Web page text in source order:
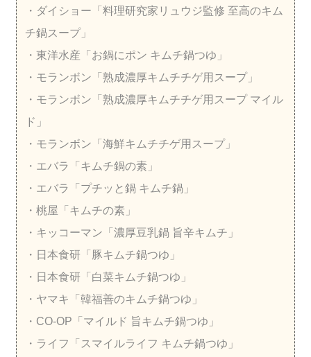
・ダイショー「料理研究家リュウジ監修 至高のキム
チ鍋スープ」
・東洋水産「お鍋にポン キムチ鍋つゆ」
・モランボン「熟成濃厚キムチチゲ用スープ」
・モランボン「熟成濃厚キムチチゲ用スープ マイル
ド」
・モランボン「海鮮キムチチゲ用スープ」
・エバラ「キムチ鍋の素」
・エバラ「プチッと鍋 キムチ鍋」
・桃屋「キムチの素」
・キッコーマン「濃厚豆乳鍋 旨辛キムチ」
・日本食研「豚キムチ鍋つゆ」
・日本食研「白菜キムチ鍋つゆ」
・ヤマキ「韓福善のキムチ鍋つゆ」
・CO-OP「マイルド 旨キムチ鍋つゆ」
・ライフ「スマイルライフ キムチ鍋つゆ」